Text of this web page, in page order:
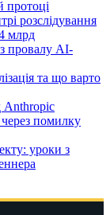
протоці
розслідування
млрд
провалу AI-
та що варто
Anthropic
помилку
уроки з